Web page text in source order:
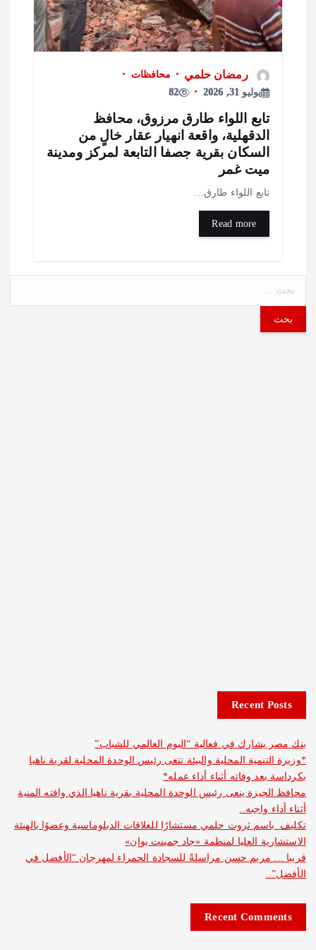
رمضان حلمي
محافظات
82
اللواء طارق مرزوق، محافظ
واقعة انهيار عقار خالٍ من
بقرية جصفا التابعة لمركز ومدينة
غمر
اللواء طارق…
Recent
في فعالية “اليوم العالمي للشباب”
المحلية والبيئة تنعى رئيس الوحدة المحلية لقرية ناهيا
وفاته أثناء أداء عمله*
ينعى رئيس الوحدة المحلية بقرية ناهيا الذي وافته المنية
ثروت حلمي مستشارًا للعلاقات الدبلوماسية وعضوًا بالهيئة
العليا لمنظمة «جاد جمينت يوإن»
حسن مراسلةً للسجادة الحمراء لمهرجان “الأفضل في
Recent